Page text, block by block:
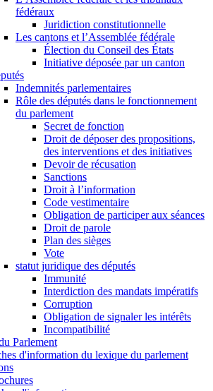
fédéraux
Juridiction constitutionnelle
Les cantons et l’Assemblée fédérale
Élection du Conseil des États
Initiative déposée par un canton
Indemnités parlementaires
Rôle des députés dans le fonctionnement
du parlement
Secret de fonction
Droit de déposer des propositions,
des interventions et des initiatives
Devoir de récusation
Sanctions
Droit à l’information
Code vestimentaire
Obligation de participer aux séances
Droit de parole
Plan des sièges
Vote
statut juridique des députés
Immunité
Interdiction des mandats impératifs
Corruption
Obligation de signaler les intérêts
Incompatibilité
Parlement
d'information du lexique du parlement